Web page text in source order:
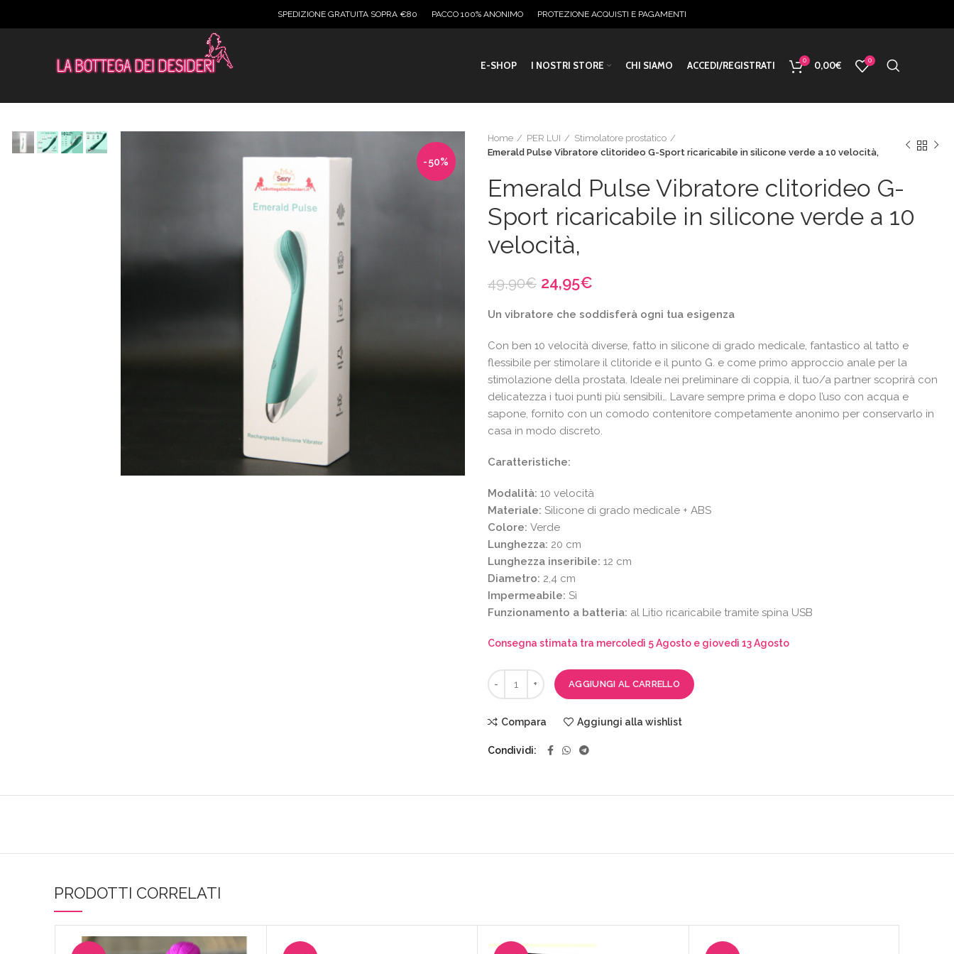
SPEDIZIONE GRATUITA SOPRA €80 PACCO 100% ANONIMO PROTEZIONE ACQUISTI E PAGAMENTI
E-SHOP I NOSTRI STORE CHI SIAMO ACCEDI/REGISTRATI 0 0,00€ 0
-50%
Home PER LUI
Stimolatore prostatico
Emerald Pulse Vibratore clitorideo G-Sport ricaricabile in silicone verde a 10 velocità,
Emerald Pulse Vibratore clitorideo G-
Sport ricaricabile in silicone verde a 10
velocità,
49,90€ Il
originale
era:
49,90€.
24,95€
attuale
è:
24,95€.
Un vibratore che soddisferà ogni tua esigenza
Con ben 10 velocità diverse, fatto in silicone di grado medicale, fantastico al tatto e
flessibile per stimolare il clitoride e il punto G. e come primo approccio anale per la
stimolazione della prostata. Ideale nei preliminare di coppia, il tuo/a partner scoprirà con
delicatezza i tuoi punti più sensibili… Lavare sempre prima e dopo l’uso con acqua e
sapone, fornito con un comodo contenitore competamente anonimo per conservarlo in
casa in modo discreto.
Caratteristiche:
Modalità: 10 velocità
Materiale: Silicone di grado medicale + ABS
Colore: Verde
Lunghezza: 20 cm
Lunghezza inseribile: 12 cm
Diametro: 2,4 cm
Impermeabile: Sì
Funzionamento a batteria: al Litio ricaricabile tramite spina USB
Consegna stimata tra mercoledì 5 Agosto e giovedì 13 Agosto
AGGIUNGI AL CARRELLO
Compara Aggiungi alla wishlist
Condividi
PRODOTTI CORRELATI